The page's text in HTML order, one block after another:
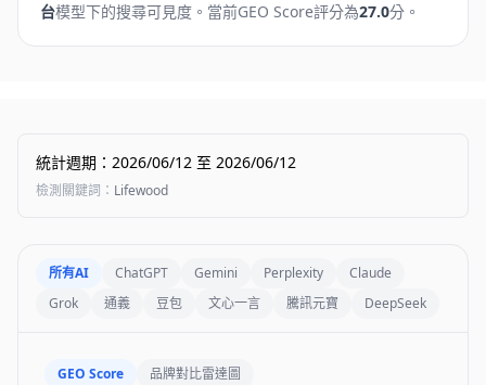
台模型下的搜尋可見度。 當前GEO Score評分為27.0分。
統計週期 ： 2026/06/12 至 2026/06/12
檢測關鍵詞 ： Lifewood
所有AI ChatGPT Gemini Perplexity
Claude
Grok
通義 豆包 文心一言 騰訊元寶 DeepSeek
GEO Score 品牌對比雷達圖